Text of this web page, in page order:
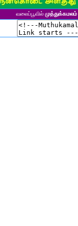
தனசேகரன்
ஹரிஹரன்
வலைப்பூவில் முத்துக்கமலம்